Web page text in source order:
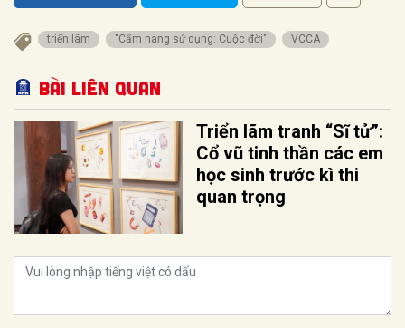
triển lãm "Cẩm nang sử dụng: Cuộc đời" VCCA
Bài liên quan
Triển lãm tranh “Sĩ tử”:
Cổ vũ tinh thần các em
học sinh trước kì thi
quan trọng